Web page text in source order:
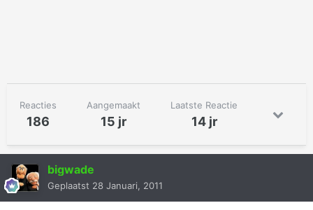
Reacties
186
Aangemaakt
15 jr
Laatste Reactie
14 jr
bigwade
Geplaatst 28 Januari, 2011